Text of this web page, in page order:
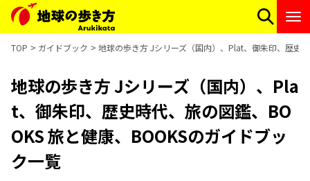
TOP ガイドブック 地球の歩き方 Jシリーズ（国内）、Plat、御朱印、歴史
地球の歩き方 Jシリーズ（国内）、Pla
t、御朱印、歴史時代、旅の図鑑、BO
OKS 旅と健康、BOOKSのガイドブッ
ク一覧